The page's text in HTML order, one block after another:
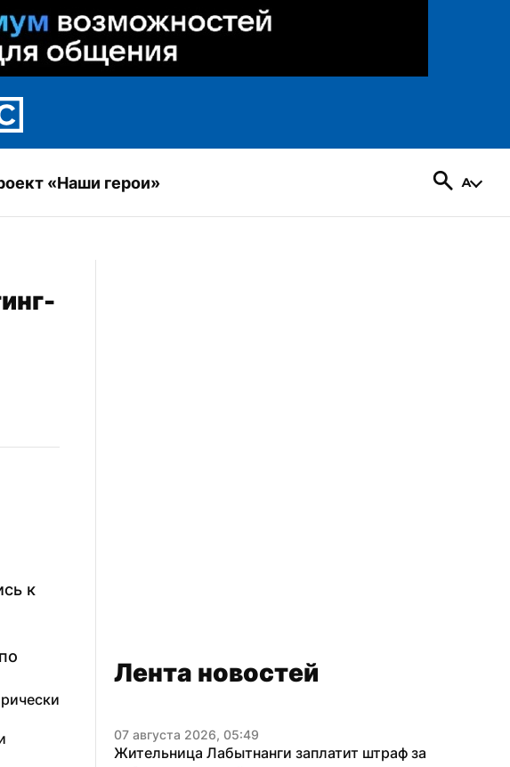
«Наши герои»
к
Лента новостей
07 августа 2026, 05:49
Жительница Лабытнанги заплатит штраф за